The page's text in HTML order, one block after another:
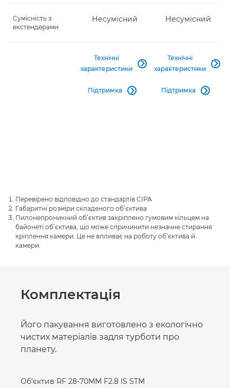
Сумісність з
екстендерами
Несумісний Несумісний
Технічні
характеристики

Підтримка 
Технічні
характеристики

Підтримка 
Перевірено відповідно до стандартів CIPA
Габаритні розміри складеного об’єктива
Пилонепроникний об’єктив закріплено гумовим кільцем на
байонеті об’єктива, що може спричинити незначне стирання
кріплення камери. Це не впливає на роботу об’єктива й
камери.
Комплектація
Його пакування виготовлено з екологічно
чистих матеріалів задля турботи про
планету.
Об’єктив RF 28-70MM F2.8 IS STM